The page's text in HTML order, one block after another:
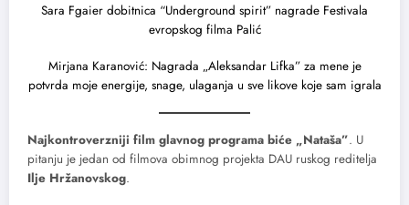
Sara Fgaier dobitnica “Underground spirit” nagrade Festivala
evropskog filma Palić
Mirjana Karanović: Nagrada „Aleksandar Lifka” za mene je
potvrda moje energije, snage, ulaganja u sve likove koje sam igrala
Najkontroverzniji film glavnog programa biće „Nataša”. U
pitanju je jedan od filmova obimnog projekta DAU ruskog reditelja
Ilje Hržanovskog.